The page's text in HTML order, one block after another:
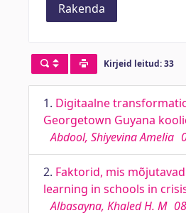
Rakenda
Kirjeid leitud: 33
1. Digitaalne
Georgetown Guyana
Abdool, Shiyevina Amelia
2. Faktorid, mis
learning in schools in
Albasayna, Khaled H. M